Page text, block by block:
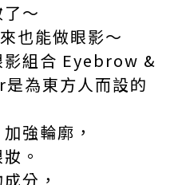
～
也能做眼影～
組合 Eyebrow &
是為東方人而設的
強輪廓，
。
分，